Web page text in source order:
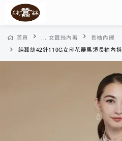
首頁 ... 女蠶絲內著
長袖內襯
純蠶絲42針110G女印花羅馬領長袖內搭上衣-XWL6A302G8(理想大地)